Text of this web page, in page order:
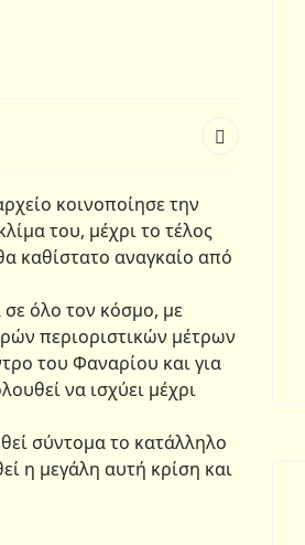
κοινοποίησε την
του, μέχρι το τέλος
καθίστατο αναγκαίο από
όλο τον κόσμο, με
περιοριστικών μέτρων
του Φαναρίου και για
να ισχύει μέχρι
σύντομα το κατάλληλο
η μεγάλη αυτή κρίση και